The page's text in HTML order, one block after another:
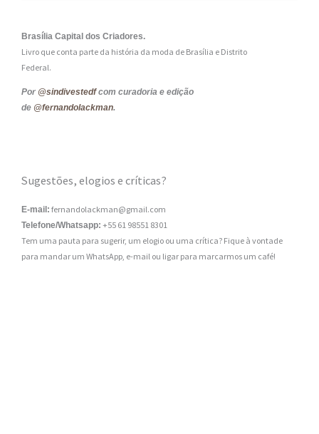
Brasília Capital dos Criadores.
Livro que conta parte da história da moda de Brasília e Distrito
Federal.
Por @sindivestedfcom curadoria e edição
de @fernandolackman.
Sugestões, elogios e críticas?
E-mail: fernandolackman@gmail.com
Telefone/Whatsapp: +55 61 98551 8301
Tem uma pauta para sugerir, um elogio ou uma crítica? Fique à vontade
para mandar um WhatsApp, e-mail ou ligar para marcarmos um café!